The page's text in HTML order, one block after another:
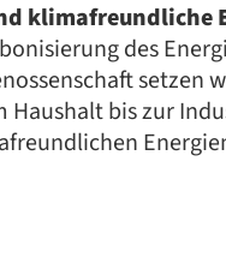
klimafreundliche
des
Haushalt bis zur